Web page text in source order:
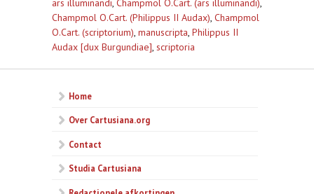
ars illuminandi, Champmol O.Cart. (ars illuminandi),
Champmol O.Cart. (Philippus II Audax), Champmol
O.Cart. (scriptorium), manuscripta, Philippus II
Audax [dux Burgundiae], scriptoria
Home
Over Cartusiana.org
Contact
Studia Cartusiana